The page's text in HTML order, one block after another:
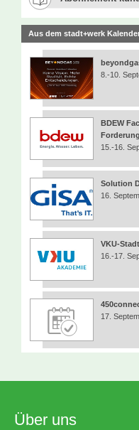
Aus dem stadt+werk
8.-10.
BDEW
15.-16.
Solution
16.
VKU-
16.-17.
17.
Über uns